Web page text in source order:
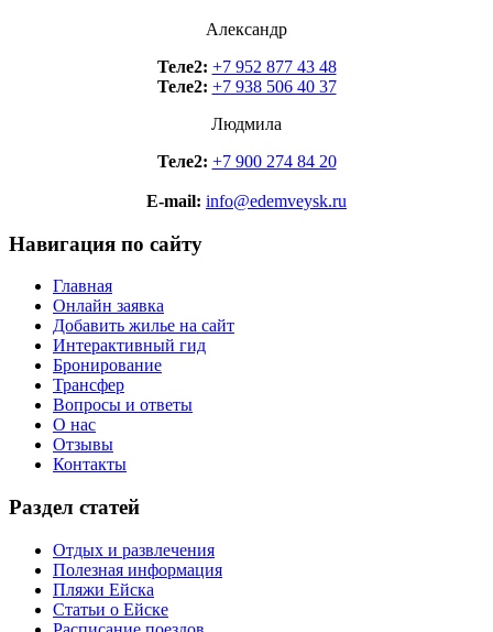
Александр
Теле2: +7 952 877 43 48
Теле2: +7 938 506 40 37
Людмила
Теле2: +7 900 274 84 20
E-mail: info@edemveysk.ru
Навигация по сайту
Главная
Онлайн заявка
Добавить жилье на сайт
Интерактивный гид
Бронирование
Трансфер
Вопросы и ответы
О нас
Отзывы
Контакты
Раздел статей
Отдых и развлечения
Полезная информация
Пляжи Ейска
Статьи о Ейске